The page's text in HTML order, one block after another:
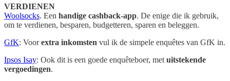
VERDIENEN
Woolsocks. Een handige cashback-app. De enige die ik gebruik,
om te verdienen, besparen, budgetteren, sparen en beleggen.
GfK: Voorextra inkomsten vul ik de simpele enquêtes van GfK in.
Ipsos Isay: Ook dit is een goede enquêteboer, met uitstekende
vergoedingen.